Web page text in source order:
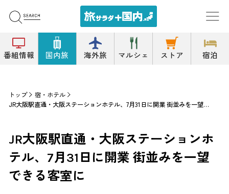
番組情報 国内旅 海外旅 マルシェ ストア 宿泊
トップ
宿・ホテル
JR大阪駅直通・大阪ステーションホテル、7月31日に開業 街並みを一望できる客室に
JR大阪駅直通・大阪ステーションホ
テル、7月31日に開業 街並みを一望
できる客室に